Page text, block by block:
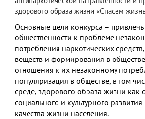
здорового образа жизни «Спасем
Основные цели конкурса –
общественности к проблеме
потребления наркотических
веществ и формирования в обществе
отношения к их незаконному
популяризация в обществе, в том
среде, здорового образа жизни как
социального и культурного
качества жизни населения.